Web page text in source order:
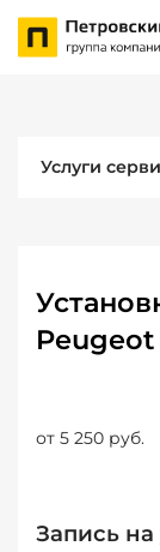
Услуги
от 5 250 руб.
Запись на